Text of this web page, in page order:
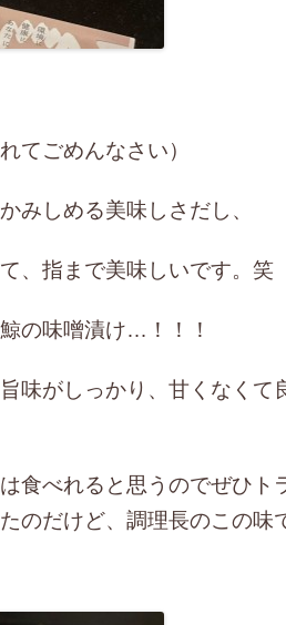
てごめんなさい）
みしめる美味しさだし、
、指まで美味しいです。笑
の味噌漬け…！！！
味がしっかり、甘くなくて
食べれると思うのでぜひト
のだけど、調理長のこの味